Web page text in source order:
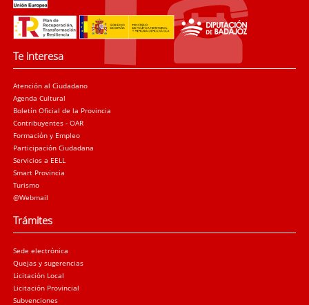
Te interesa
Atención al Ciudadano
Agenda Cultural
Boletín Oficial de la Provincia
Contribuyentes - OAR
Formación y Empleo
Participación Ciudadana
Servicios a EELL
Smart Provincia
Turismo
@Webmail
Trámites
Sede electrónica
Quejas y sugerencias
Licitación Local
Licitación Provincial
Subvenciones